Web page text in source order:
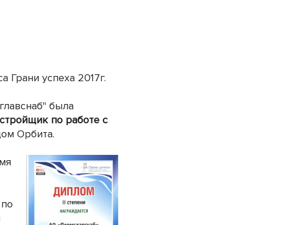
Грани успеха 2017г.
была
по работе с
Орбита.